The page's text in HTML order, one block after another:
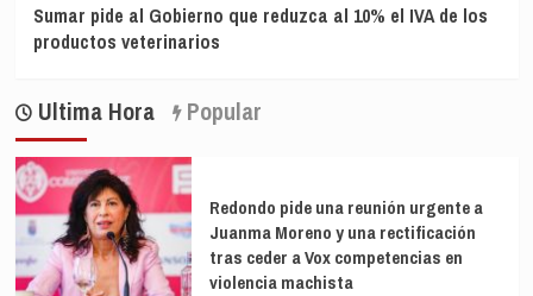
Sumar pide al Gobierno que reduzca al 10% el IVA de los
productos veterinarios
Ultima Hora Popular
Redondo pide una reunión urgente a
Juanma Moreno y una rectificación
tras ceder a Vox competencias en
violencia machista